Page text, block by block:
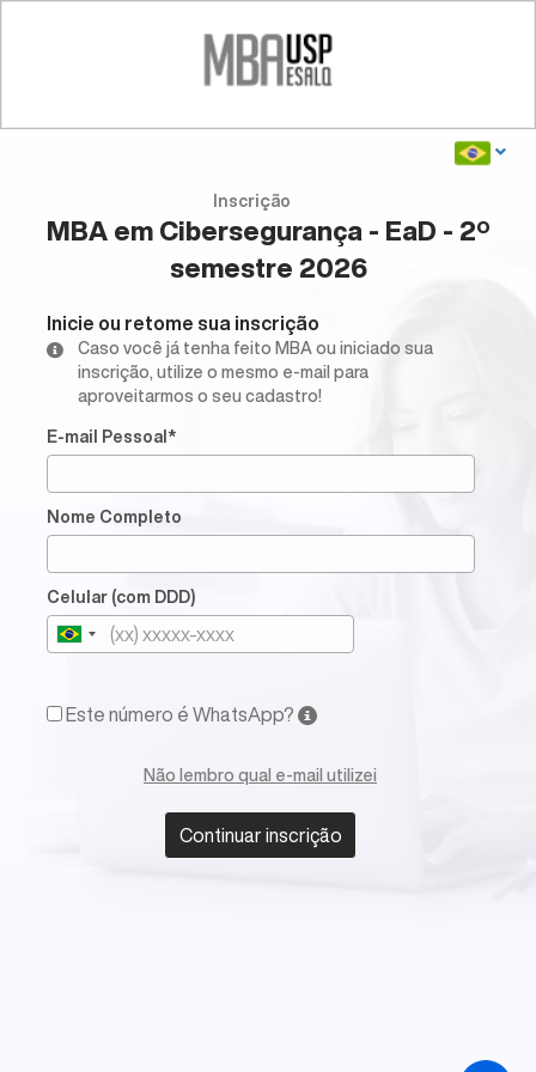
Inscrição
MBA em Cibersegurança - EaD - 2º
semestre 2026
Inicie ou retome sua inscrição
Caso você já tenha feito MBA ou iniciado sua
inscrição, utilize o mesmo e-mail para
aproveitarmos o seu cadastro!
E-mail Pessoal*
Nome Completo
Celular (com DDD)
Este número é WhatsApp?
Não lembro qual e-mail utilizei
Continuar inscrição